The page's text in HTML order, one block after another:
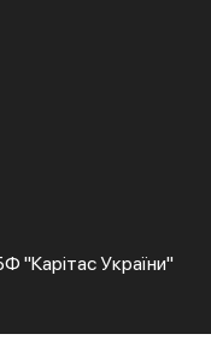
"Карітас України"